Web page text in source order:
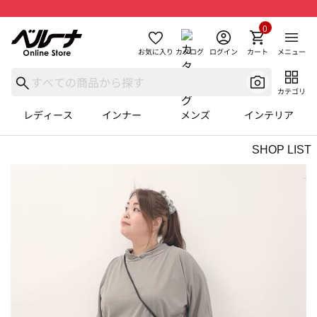
お気に入り カタログ ログイン カート
0
メニュー
カテゴリ
レディース インナー メンズ インテリア
SHOP LIST